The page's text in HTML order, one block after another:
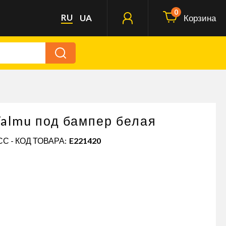
RU UA
0
Корзина
под бампер белая
- КОД ТОВАРА: E221420